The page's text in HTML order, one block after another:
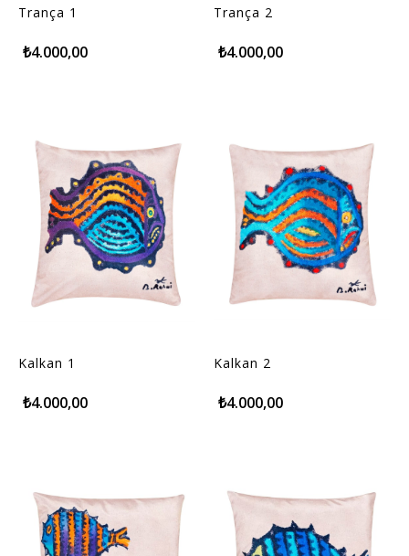
Trança 1
₺4.000,00
Trança 2
₺4.000,00
Kalkan 1
₺4.000,00
Kalkan 2
₺4.000,00